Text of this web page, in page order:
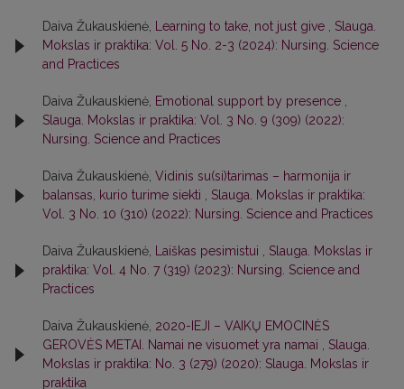
Daiva Žukauskienė, Learning to take, not just give , Slauga.
Mokslas ir praktika: Vol. 5 No. 2-3 (2024): Nursing. Science
and Practices
Daiva Žukauskienė, Emotional support by presence ,
Slauga. Mokslas ir praktika: Vol. 3 No. 9 (309) (2022):
Nursing. Science and Practices
Daiva Žukauskienė, Vidinis su(si)tarimas – harmonija ir
balansas, kurio turime siekti , Slauga. Mokslas ir praktika:
Vol. 3 No. 10 (310) (2022): Nursing. Science and Practices
Daiva Žukauskienė, Laiškas pesimistui , Slauga. Mokslas ir
praktika: Vol. 4 No. 7 (319) (2023): Nursing. Science and
Practices
Daiva Žukauskienė, 2020-IEJI – VAIKŲ EMOCINĖS
GEROVĖS METAI. Namai ne visuomet yra namai , Slauga.
Mokslas ir praktika: No. 3 (279) (2020): Slauga. Mokslas ir
praktika